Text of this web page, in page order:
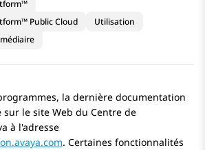
Public Cloud
Utilisation
la dernière documentation
le site Web du Centre de
à l'adresse
. Certaines fonctionnalités